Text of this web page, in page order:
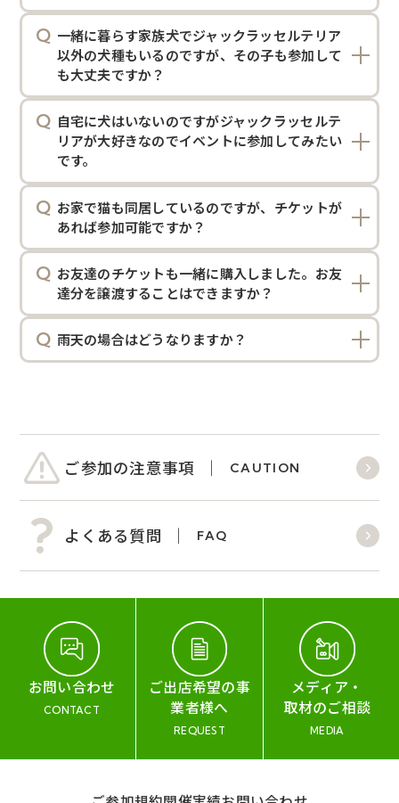
一緒に暮らす家族犬でジャックラッセルテリア
以外の犬種もいるのですが、その子も参加して
も大丈夫ですか？
自宅に犬はいないのですがジャックラッセルテ
リアが大好きなのでイベントに参加してみたい
です。
お家で猫も同居しているのですが、チケットが
あれば参加可能ですか？
お友達のチケットも一緒に購入しました。お友
達分を譲渡することはできますか？
雨天の場合はどうなりますか？
ご参加の注意事項 CAUTION
よくある質問 FAQ
お問い合わせ
CONTACT
ご出店希望の事
業者様へ
REQUEST
メディア・
取材のご相談
MEDIA